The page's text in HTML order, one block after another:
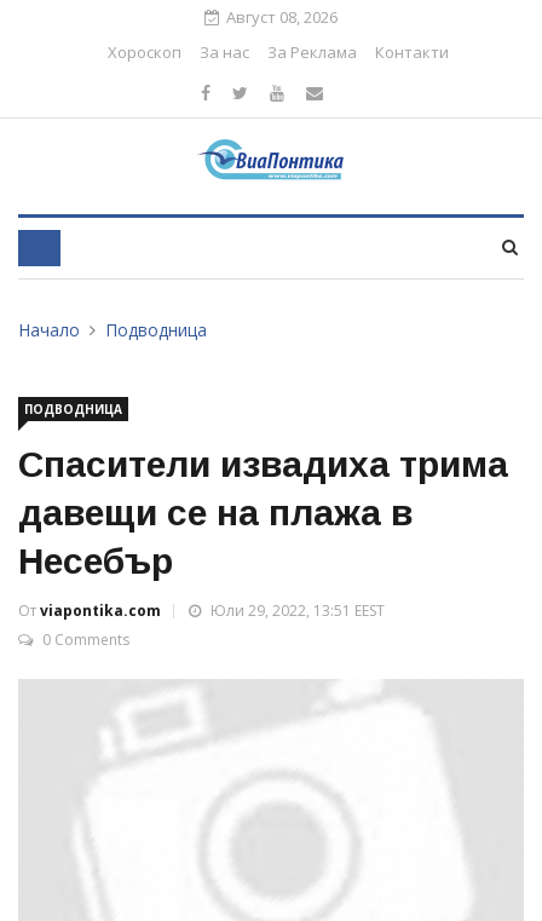
Август 08, 2026
Хороскоп
За нас За Реклама Контакти
Начало Подводница
ПОДВОДНИЦА
Спасители извадиха трима
давещи се на плажа в
Несебър
Отviapontika.com
Юли 29, 2022, 13:51 EEST
0 Comments